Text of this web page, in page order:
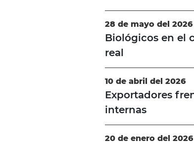
28 de mayo del 2026
Biológicos en el
real
10 de abril del 2026
Exportadores
internas
20 de enero del 2026